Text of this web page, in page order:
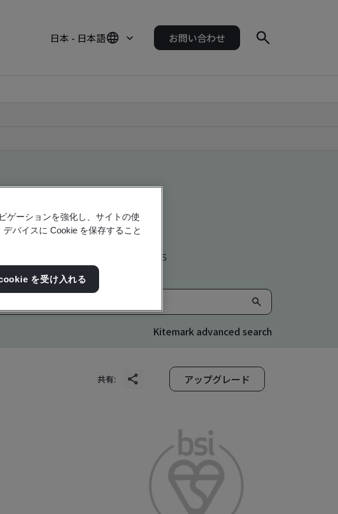
日本 - 日本語 お問い合わせ
and global companies
Kitemark advanced search
共有: アップグレード
ゲーションを強化し、サイトの使
バイスに Cookie を保存すること
を受け入れる